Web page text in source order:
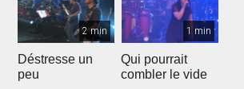
2 min
Déstresse un
peu
1 min
Qui pourrait
combler le vide